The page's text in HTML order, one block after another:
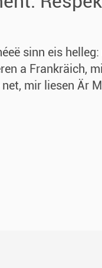
sinn eis
a Frankräich,
mir liesen Är